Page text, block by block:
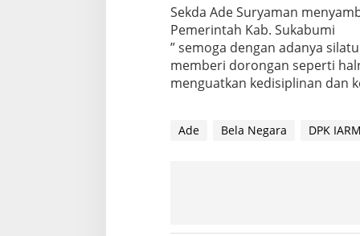
Sekda Ade Suryaman
Pemerintah Kab. Sukabumi
” semoga dengan adanya
memberi dorongan seperti
menguatkan kedisiplinan dan
Ade Bela Negara DPK